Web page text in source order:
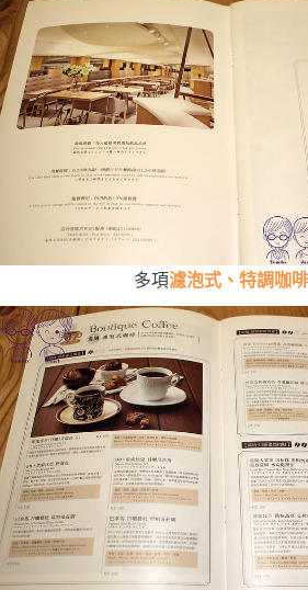
多項濾泡式、特調咖啡